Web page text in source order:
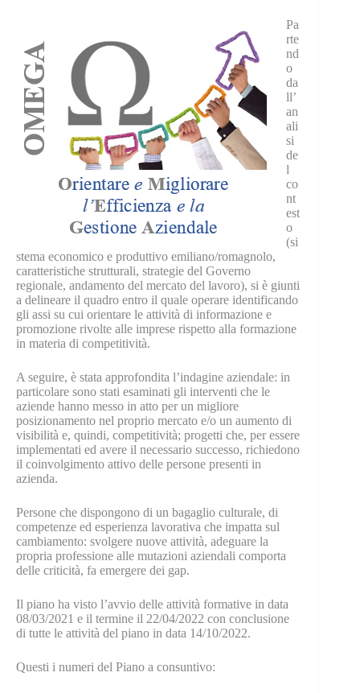
Pa
rte
nd
o
da
ll’
an
ali
si
de
l
co
nt
est
o
(si
stema economico e produttivo emiliano/romagnolo,
caratteristiche strutturali, strategie del Governo
regionale, andamento del mercato del lavoro), si è giunti
a delineare il quadro entro il quale operare identificando
gli assi su cui orientare le attività di informazione e
promozione rivolte alle imprese rispetto alla formazione
in materia di competitività.
A seguire, è stata approfondita l’indagine aziendale: in
particolare sono stati esaminati gli interventi che le
aziende hanno messo in atto per un migliore
posizionamento nel proprio mercato e/o un aumento di
visibilità e, quindi, competitività; progetti che, per essere
implementati ed avere il necessario successo, richiedono
il coinvolgimento attivo delle persone presenti in
azienda.
Persone che dispongono di un bagaglio culturale, di
competenze ed esperienza lavorativa che impatta sul
cambiamento: svolgere nuove attività, adeguare la
propria professione alle mutazioni aziendali comporta
delle criticità, fa emergere dei gap.
Il piano ha visto l’avvio delle attività formative in data
08/03/2021 e il termine il 22/04/2022 con conclusione
di tutte le attività del piano in data 14/10/2022.
Questi i numeri del Piano a consuntivo: